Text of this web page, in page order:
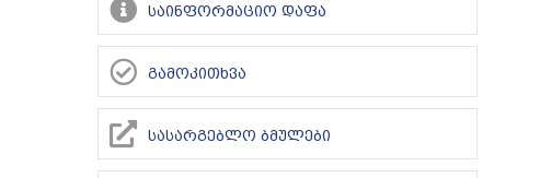
საინფორმაციო დაფა
გამოკითხვა
სასარგებლო ბმულები